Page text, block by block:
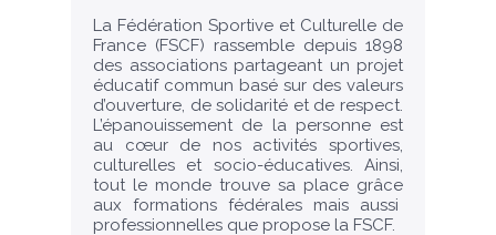
La Fédération Sportive et Culturelle de
France (FSCF) rassemble depuis 1898
des associations partageant un projet
éducatif commun basé sur des valeurs
d’ouverture, de solidarité et de respect.
L’épanouissement de la personne est
au cœur de nos activités sportives,
culturelles et socio-éducatives. Ainsi,
tout le monde trouve sa place grâce
aux formations fédérales mais aussi
professionnelles que propose la FSCF.